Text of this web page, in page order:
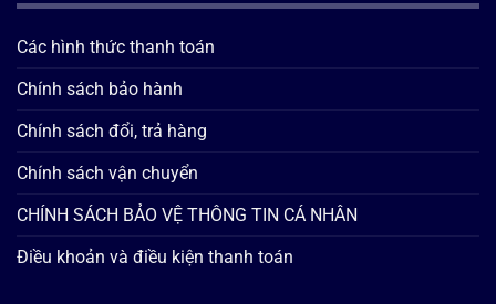
Các hình thức thanh toán
Chính sách bảo hành
Chính sách đổi, trả hàng
Chính sách vận chuyển
CHÍNH SÁCH BẢO VỆ THÔNG TIN CÁ NHÂN
Điều khoản và điều kiện thanh toán